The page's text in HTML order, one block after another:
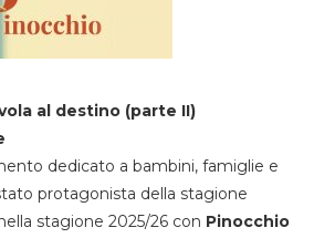
al destino (parte II)
dedicato a bambini, famiglie e
protagonista della stagione
stagione 2025/26 con Pinocchio